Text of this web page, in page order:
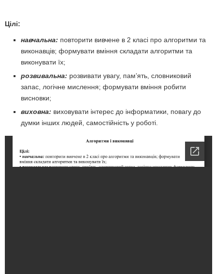
Цілі:
навчальна: повторити вивчене в 2 класі про алгоритми та
виконавців; формувати вміння складати алгоритми та
виконувати їх;
розвивальна: розвивати увагу, пам’ять, словниковий
запас, логічне мислення; формувати вміння робити
висновки;
виховна: виховувати інтерес до інформатики, повагу до
думки інших людей, самостійність у роботі.